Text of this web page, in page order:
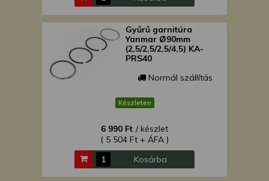
Gyűrű garnitúra
Yanmar Ø90mm
(2,5/2,5/2,5/4,5) KA-
PRS40
Normál szállítás
Készleten
6 990 Ft / készlet
( 5 504 Ft + ÁFA )
Kosárba